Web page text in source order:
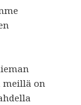
meillä on